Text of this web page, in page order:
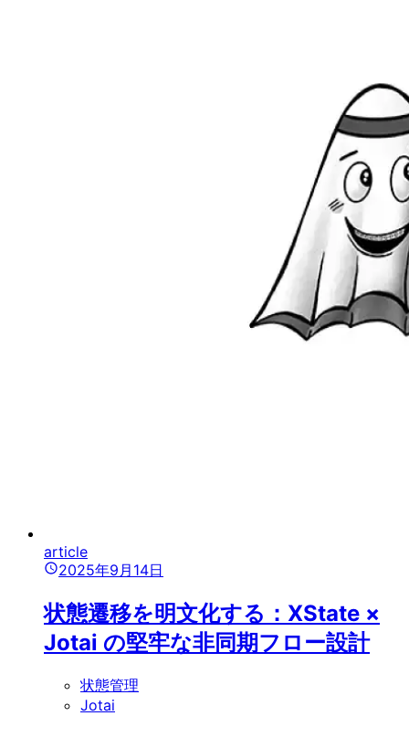
article
2025年9月14日
状態遷移を明文化する：XState ×
Jotai の堅牢な非同期フロー設計
状態管理
Jotai